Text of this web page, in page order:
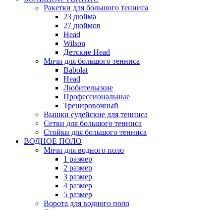
Ракетки для большого тенниса
23 дюйма
27 дюймов
Head
Wilson
Детские Head
Мячи для большого тенниса
Babolat
Head
Любительские
Профессиональные
Тренировочный
Вышки судейские для тенниса
Сетки для большого тенниса
Стойки для большого тенниса
ВОДНОЕ ПОЛО
Мячи для водного поло
1 размер
2 размер
3 размер
4 размер
5 размер
Ворота для водного поло